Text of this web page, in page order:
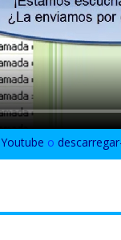
Youtube o